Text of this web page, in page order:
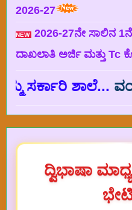
2026-27
NEW
2026-27ನೇ ಸಾಲಿನ
ದಾಖಲಾತಿ ಅರ್ಜಿ‌ ಮತ್ತು Tc
ವಂದನೆಗಳು.
ದ್ವಿಭಾಷಾ